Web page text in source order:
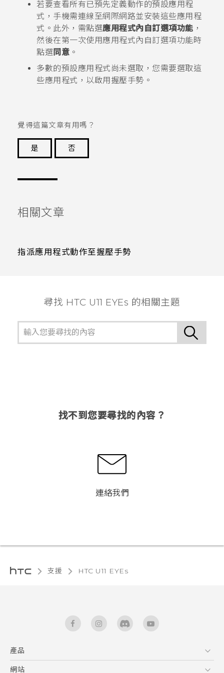
若要查看所有已預先定義動作的預設應用程
式，手機需連線至網際網路並安裝這些應用程
式。此外，需點選應用程式內自訂選項功能 ，
然後在第一次使用應用程式內自訂選項功能時
點選 同意 。
多數的預設應用程式尚未選取，您需要選取這
些應用程式，以啟用握壓手勢。
覺得這篇文章有用嗎？
是
否
相關文章
指派應用程式動作至握壓手勢
尋找 HTC U11 EYEs 的相關主題
找不到您要尋找的內容？
連絡我們
支援 HTC U11 EYEs‎
產品
5G
網站